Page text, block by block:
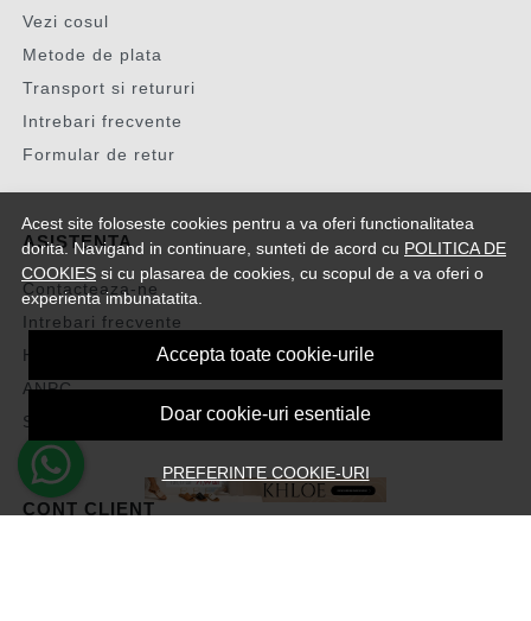
Acest site foloseste cookies pentru a va oferi functionalitatea
dorita. Navigand in continuare, sunteti de acord cu POLITICA DE
COOKIES si cu plasarea de cookies, cu scopul de a va oferi o
experienta imbunatatita.
Accepta toate cookie-urile
Doar cookie-uri esentiale
PREFERINTE COOKIE-URI
Vezi cosul
Metode de plata
Transport si retururi
Intrebari frecvente
Formular de retur
ASISTENTA
Contacteaza-ne
Intrebari frecvente
Harta site
ANPC
Solutionarea litigiilor
CONT CLIENT